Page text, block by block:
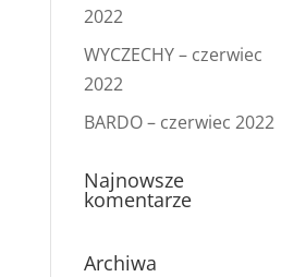
2022
WYCZECHY – czerwiec
2022
BARDO – czerwiec 2022
Najnowsze
komentarze
Archiwa